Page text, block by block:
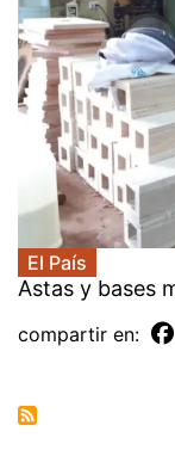
El País
Astas y bases
compartir en: